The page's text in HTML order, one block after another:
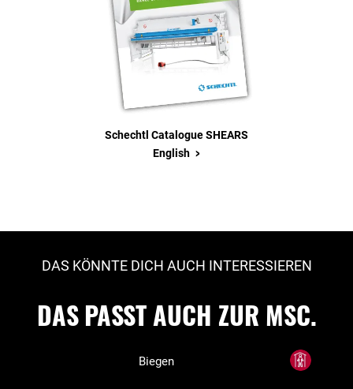
Schechtl Catalogue SHEARS
English >
DAS KÖNNTE DICH AUCH INTERESSIEREN
DAS PASST AUCH ZUR MSC.
Biegen